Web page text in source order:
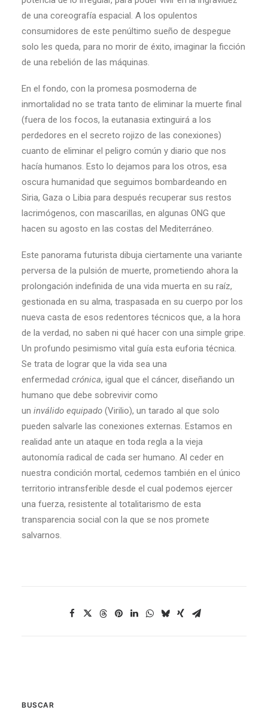
de una coreografía espacial. A los opulentos
consumidores de este penúltimo sueño de despegue
solo les queda, para no morir de éxito, imaginar la ficción
de una rebelión de las máquinas.
En el fondo, con la promesa posmoderna de
inmortalidad no se trata tanto de eliminar la muerte final
(fuera de los focos, la eutanasia extinguirá a los
perdedores en el secreto rojizo de las conexiones)
cuanto de eliminar el peligro común y diario que nos
hacía humanos. Esto lo dejamos para los otros, esa
oscura humanidad que seguimos bombardeando en
Siria, Gaza o Libia para después recuperar sus restos
lacrimógenos, con mascarillas, en algunas ONG que
hacen su agosto en las costas del Mediterráneo.
Este panorama futurista dibuja ciertamente una variante
perversa de la pulsión de muerte, prometiendo ahora la
prolongación indefinida de una vida muerta en su raíz,
gestionada en su alma, traspasada en su cuerpo por los
nueva casta de esos redentores técnicos que, a la hora
de la verdad, no saben ni qué hacer con una simple gripe.
Un profundo pesimismo vital guía esta euforia técnica.
Se trata de lograr que la vida sea una
enfermedad crónica, igual que el cáncer, diseñando un
humano que debe sobrevivir como
un inválido equipado (Virilio), un tarado al que solo
pueden salvarle las conexiones externas. Estamos en
realidad ante un ataque en toda regla a la vieja
autonomía radical de cada ser humano. Al ceder en
nuestra condición mortal, cedemos también en el único
territorio intransferible desde el cual podemos ejercer
una fuerza, resistente al totalitarismo de esta
transparencia social con la que se nos promete
salvarnos.
BUSCAR